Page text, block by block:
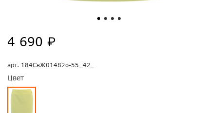
арт. 184СвЖ01482о-55_42_
Цвет
4 690 ₽